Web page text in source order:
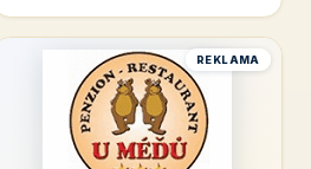
REKLAMA